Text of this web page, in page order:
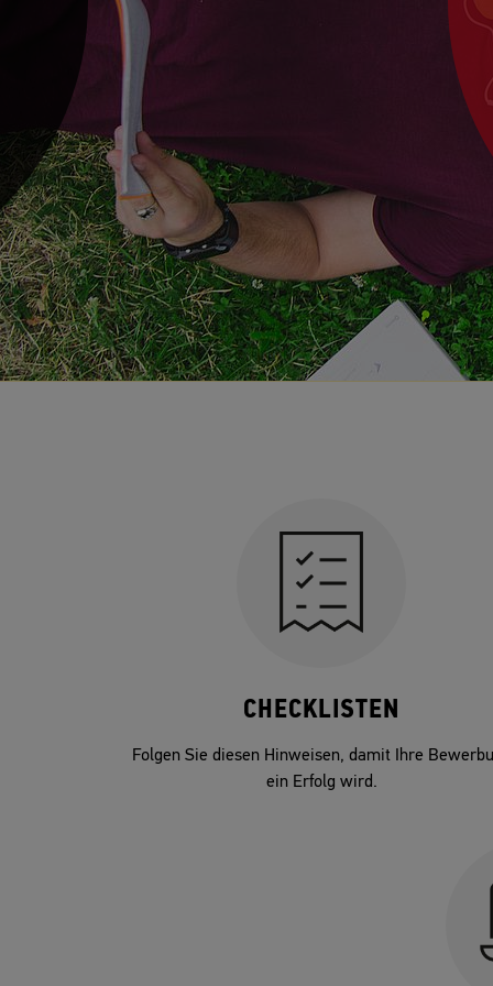
CHECKLISTEN
Folgen Sie diesen Hinweisen, damit Ihre
ein Erfolg wird.